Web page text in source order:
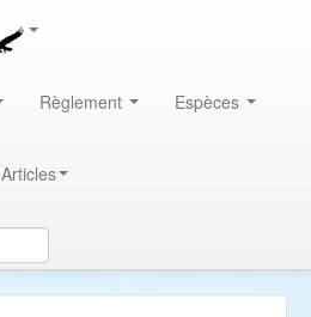
Règlement Espèces
Articles